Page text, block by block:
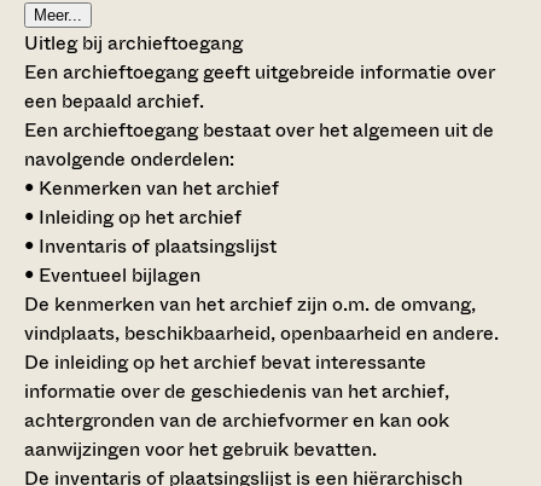
Meer...
Uitleg bij archieftoegang
Een archieftoegang geeft uitgebreide informatie over
een bepaald archief.
Een archieftoegang bestaat over het algemeen uit de
navolgende onderdelen:
• Kenmerken van het archief
• Inleiding op het archief
• Inventaris of plaatsingslijst
• Eventueel bijlagen
De kenmerken van het archief zijn o.m. de omvang,
vindplaats, beschikbaarheid, openbaarheid en andere.
De inleiding op het archief bevat interessante
informatie over de geschiedenis van het archief,
achtergronden van de archiefvormer en kan ook
aanwijzingen voor het gebruik bevatten.
De inventaris of plaatsingslijst is een hiërarchisch